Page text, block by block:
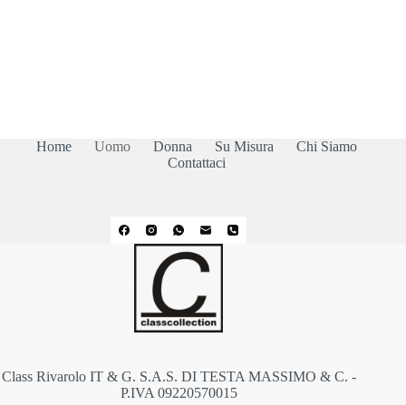
Home Uomo Donna Su Misura
Chi Siamo
Contattaci
Class Rivarolo IT & G. S.A.S. DI TESTA MASSIMO & C. -
P.IVA 09220570015